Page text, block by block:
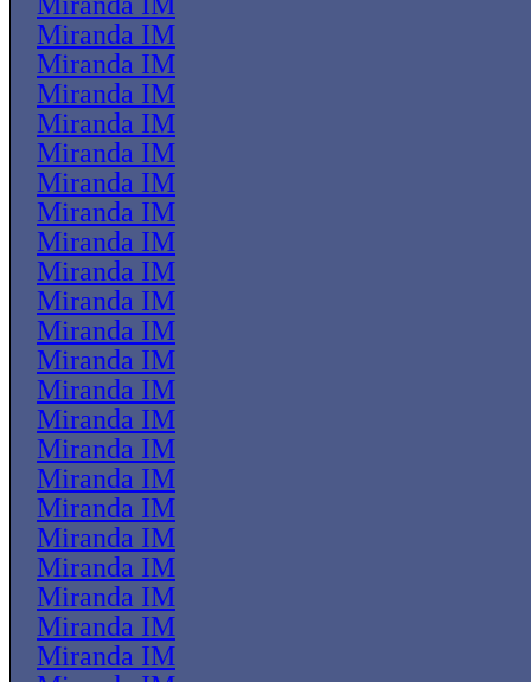
Miranda IM
Miranda IM
Miranda IM
Miranda IM
Miranda IM
Miranda IM
Miranda IM
Miranda IM
Miranda IM
Miranda IM
Miranda IM
Miranda IM
Miranda IM
Miranda IM
Miranda IM
Miranda IM
Miranda IM
Miranda IM
Miranda IM
Miranda IM
Miranda IM
Miranda IM